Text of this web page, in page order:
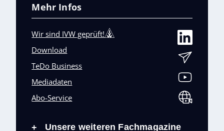
Mehr Infos
Wir sind IVW geprüft!
Download
TeDo Business
Mediadaten
Abo-Service
+ Unsere weiteren Fachmagazine